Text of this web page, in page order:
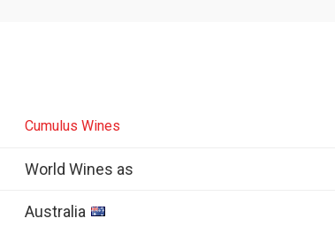
Cumulus Wines
World Wines as
Australia